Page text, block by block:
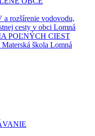
a rozšírenie vodovodu,
cesty v obci Lomná
POĽNÝCH CIEST
škola Lomná